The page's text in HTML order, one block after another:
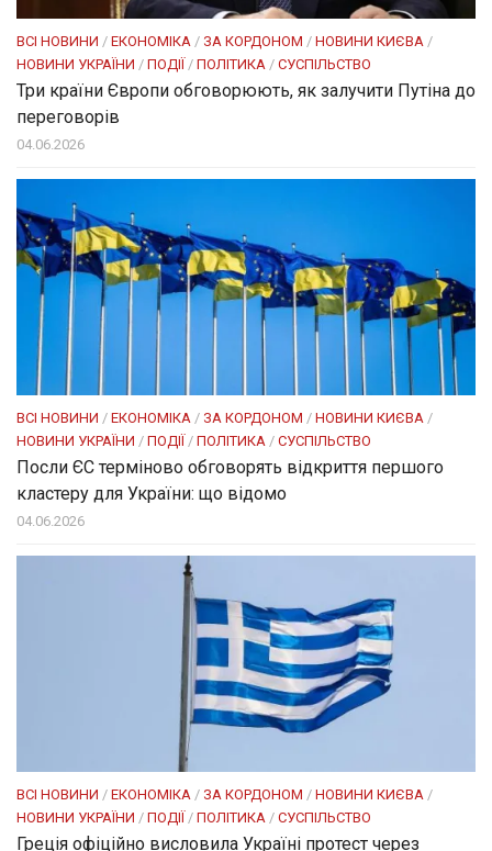
ВСІ НОВИНИ / ЕКОНОМІКА / ЗА КОРДОНОМ / НОВИНИ КИЄВА /
НОВИНИ УКРАЇНИ / ПОДІЇ / ПОЛІТИКА / СУСПІЛЬСТВО
Три країни Європи обговорюють, як залучити Путіна до
переговорів
04.06.2026
ВСІ НОВИНИ / ЕКОНОМІКА / ЗА КОРДОНОМ / НОВИНИ КИЄВА /
НОВИНИ УКРАЇНИ / ПОДІЇ / ПОЛІТИКА / СУСПІЛЬСТВО
Посли ЄC терміново обговорять відкриття першого
кластеру для України: що відомо
04.06.2026
ВСІ НОВИНИ / ЕКОНОМІКА / ЗА КОРДОНОМ / НОВИНИ КИЄВА /
НОВИНИ УКРАЇНИ / ПОДІЇ / ПОЛІТИКА / СУСПІЛЬСТВО
Греція офіційно висловила Україні протест через